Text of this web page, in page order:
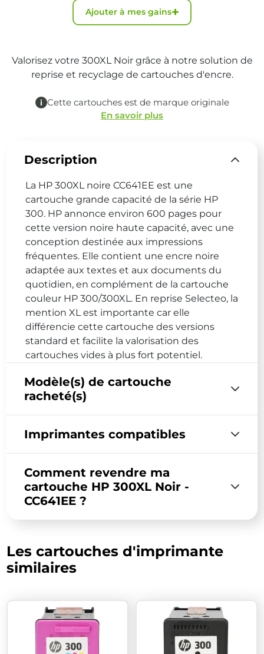
Ajouter à mes gains+
Valorisez votre 300XL Noir grâce à notre solution de
reprise et recyclage de cartouches d'encre.
Cette cartouches est de marque originale
En savoir plus
Description
La HP 300XL noire CC641EE est une
cartouche grande capacité de la série HP
300. HP annonce environ 600 pages pour
cette version noire haute capacité, avec une
conception destinée aux impressions
fréquentes. Elle contient une encre noire
adaptée aux textes et aux documents du
quotidien, en complément de la cartouche
couleur HP 300/300XL. En reprise Selecteo, la
mention XL est importante car elle
différencie cette cartouche des versions
standard et facilite la valorisation des
cartouches vides à plus fort potentiel.
Modèle(s) de cartouche
racheté(s)
Imprimantes compatibles
Comment revendre ma
cartouche HP 300XL Noir -
CC641EE ?
Les cartouches d'imprimante
similaires